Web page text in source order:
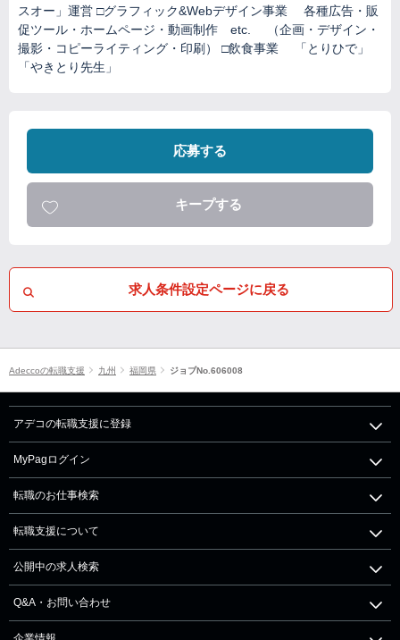
スオー」運営 □グラフィック&Webデザイン事業 各種広告・販
促ツール・ホームページ・動画制作 etc. （企画・デザイン・
撮影・コピーライティング・印刷） □飲食事業 「とりひで」
「やきとり先生」
応募する
キープする
求人条件設定ページに戻る
Adeccoの転職支援 九州 福岡県 ジョブNo.606008
アデコの転職支援に登録
MyPagログイン
転職のお仕事検索
転職支援について
公開中の求人検索
Q&A・お問い合わせ